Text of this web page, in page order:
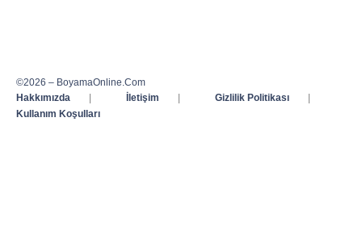
©2026 – BoyamaOnline.Com
Hakkımızda
| İletişim | Gizlilik Politikası
|
Kullanım Koşulları